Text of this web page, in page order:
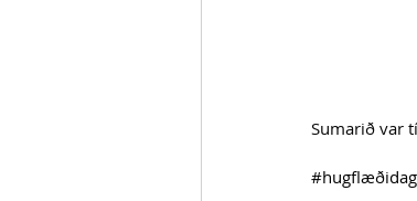
Sumarið var